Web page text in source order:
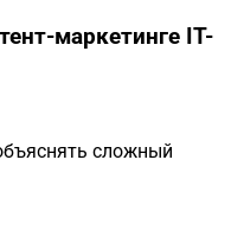
маркетинге IT-
сложный